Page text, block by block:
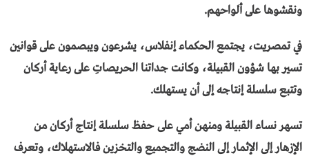
ونقشوها على ألواحهم.
في تمصريت، يجتمع الحكماء إنفلاس، يشرعون ويبصمون على قوانين
تسير بها شؤون القبيلة، وكانت جداتنا الحريصاتِ على رعاية أركان
وتتبع سلسلة إنتاجه إلى أن يستهلك.
تسهر نساء القبيلة ومنهن أمي على حفظ سلسلة إنتاج أركان من
الإزهار إلى الإثمار إلى النضج والتجميع والتخزين فالاستهلاك، وتعرف